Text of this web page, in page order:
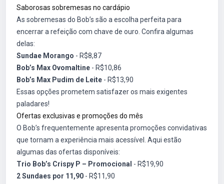
Saborosas sobremesas no cardápio
As sobremesas do Bob’s são a escolha perfeita para
encerrar a refeição com chave de ouro. Confira algumas
delas:
Sundae Morango - R$8,87
Bob’s Max Ovomaltine - R$10,86
Bob’s Max Pudim de Leite - R$13,90
Essas opções prometem satisfazer os mais exigentes
paladares!
Ofertas exclusivas e promoções do mês
O Bob’s frequentemente apresenta promoções convidativas
que tornam a experiência mais acessível. Aqui estão
algumas das ofertas disponíveis:
Trio Bob’s Crispy P – Promocional - R$19,90
2 Sundaes por 11,90 - R$11,90